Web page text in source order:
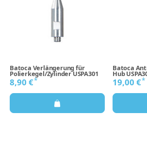
Batoca Verlängerung für
Polierkegel/Zylinder USPA301
8,90 €*
Batoca
Hub
19,00 €*